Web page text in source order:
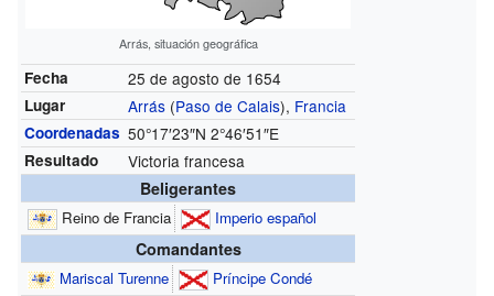
Arrás, situación geográfica
Fecha 25 de agosto de 1654
Lugar Arrás (Paso de Calais), Francia
Coordenadas 50°17′23″N 2°46′51″E
Resultado
Victoria francesa
Beligerantes
Reino de Francia Imperio español
Comandantes
Mariscal Turenne Príncipe Condé